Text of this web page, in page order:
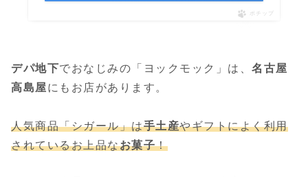
ポチップ
デパ地下でおなじみの「ヨックモック」は、 名古屋
高島屋にもお店があります。
人気商品「シガール」は手土産やギフトによく利用
されているお上品なお菓子！